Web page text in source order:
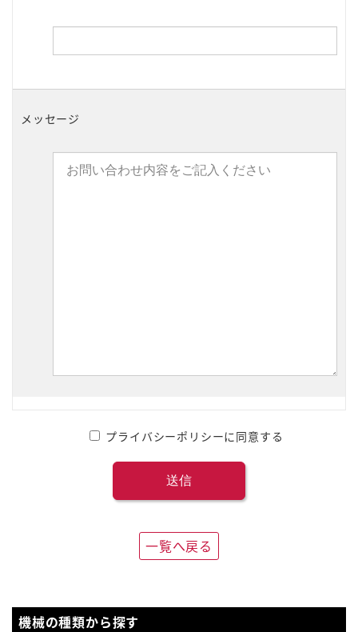
メッセージ
プライバシーポリシーに同意する
一覧へ戻る
機械の種類から探す